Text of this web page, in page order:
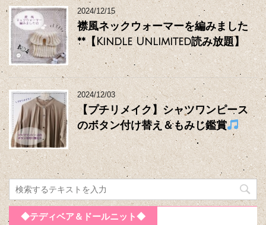
2024/12/15
襟風ネックウォーマーを編みました
**【Kindle Unlimited読み放題】
2024/12/03
【プチリメイク】シャツワンピース
のボタン付け替え＆もみじ鑑賞
◆テディベア＆ドールニット◆